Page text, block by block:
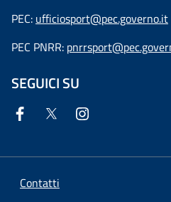
PEC: ufficiosport@pec.governo.it
PEC PNRR:
SEGUICI SU
Contatti